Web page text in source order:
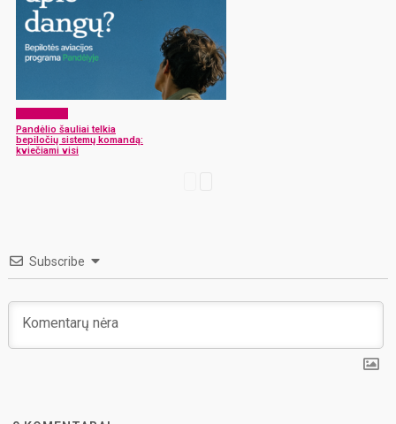
Pandėlio šauliai telkia
bepiločių sistemų komandą:
kviečiami visi
Subscribe